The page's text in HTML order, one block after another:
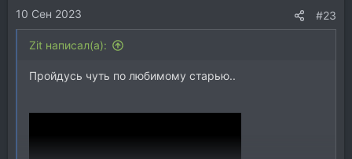
:10 Сен 2023 #23
Zit написал(а):
Пройдусь чуть по любимому старью..